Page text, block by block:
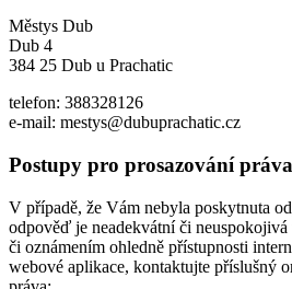
Městys Dub
Dub 4
384 25 Dub u Prachatic
telefon: 388328126
e-mail: mestys@dubuprachatic.cz
Postupy pro prosazování práva
V případě, že Vám nebyla poskytnuta
odpověď je neadekvátní či
či oznámením ohledně přístupnosti
webové aplikace, kontaktujte příslušný